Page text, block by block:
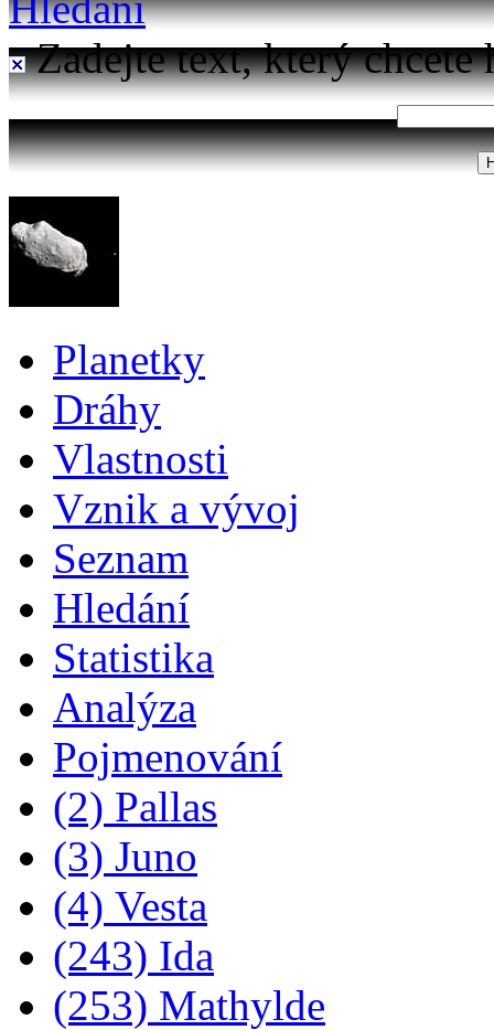
Zadejte text, který chcete
Planetky
Dráhy
Vlastnosti
Vznik a vývoj
Seznam
Hledání
Statistika
Analýza
Pojmenování
(2) Pallas
(3) Juno
(4) Vesta
(243) Ida
(253) Mathylde